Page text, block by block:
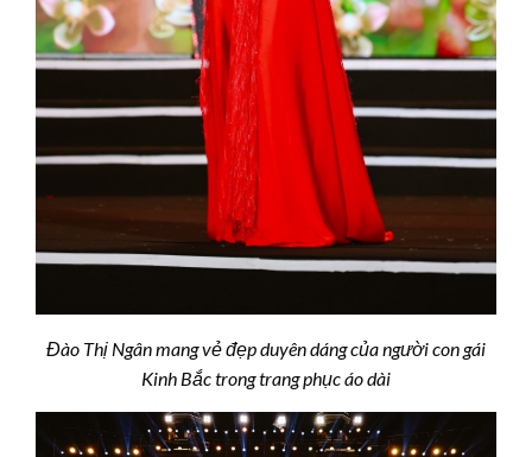
Đào Thị Ngân mang vẻ đẹp duyên dáng của người con gái
Kinh Bắc trong trang phục áo dài